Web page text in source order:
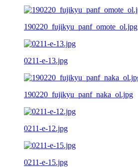
190220_fujikyu_panf_omote_ol.jpg
0211-e-13.jpg
190220_fujikyu_panf_naka_ol.jpg
0211-e-12.jpg
0211-e-15.jpg